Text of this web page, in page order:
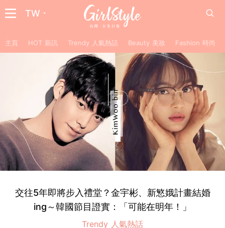
TW
主頁 HOT 新訊 Trendy 人氣熱話 Beauty 美妝 Fashion 時尚
交往5年即將步入禮堂？金宇彬、新慜娥計畫結婚
ing～韓國節目證實：「可能在明年！」
Trendy 人氣熱話